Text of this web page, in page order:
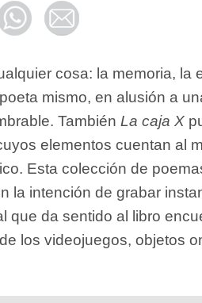
cosa: la memoria, la
mismo, en alusión a
También La caja X
elementos cuentan al
Esta colección de
la intención de grabar
que da sentido al libro
los videojuegos, objetos